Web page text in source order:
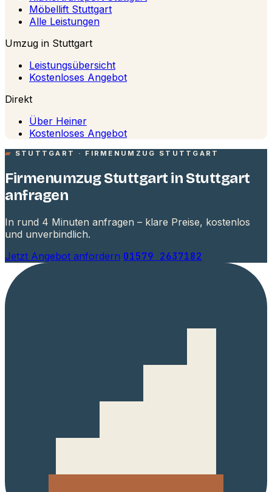
Möbellift Stuttgart
Alle Leistungen
Umzug in Stuttgart
Leistungsübersicht
Kostenloses Angebot
Direkt
Über Heiner
Kostenloses Angebot
STUTTGART · FIRMENUMZUG STUTTGART
Firmenumzug Stuttgart in Stuttgart
anfragen
In rund 4 Minuten anfragen – klare Preise, kostenlos
und unverbindlich.
Jetzt Angebot anfordern 01579 2637182